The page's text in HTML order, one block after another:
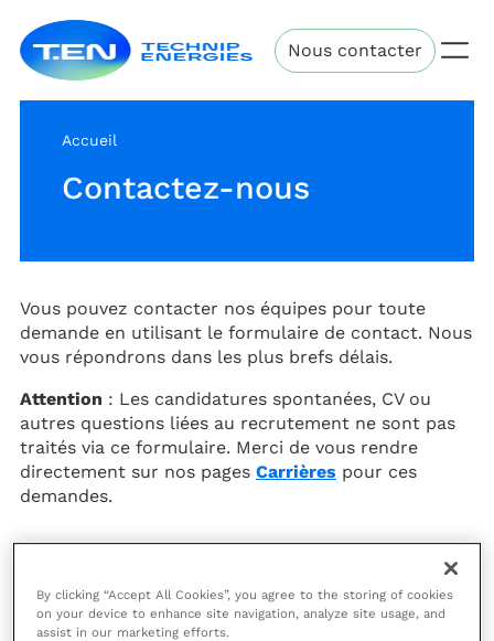
contenu
principal
Technip
EnergiesNous contacter
Accueil
Contactez-nous
Vous pouvez contacter nos équipes pour toute
demande en utilisant le formulaire de contact. Nous
vous répondrons dans les plus brefs délais.
Attention : Les candidatures spontanées, CV ou
autres questions liées au recrutement ne sont pas
traités via ce formulaire. Merci de vous rendre
directement sur nos pages Carrières pour ces
demandes.
Prénom
Nom
By clicking “Accept All Cookies”, you agree to the storing of cookies
on your device to enhance site navigation, analyze site usage, and
assist in our marketing efforts.